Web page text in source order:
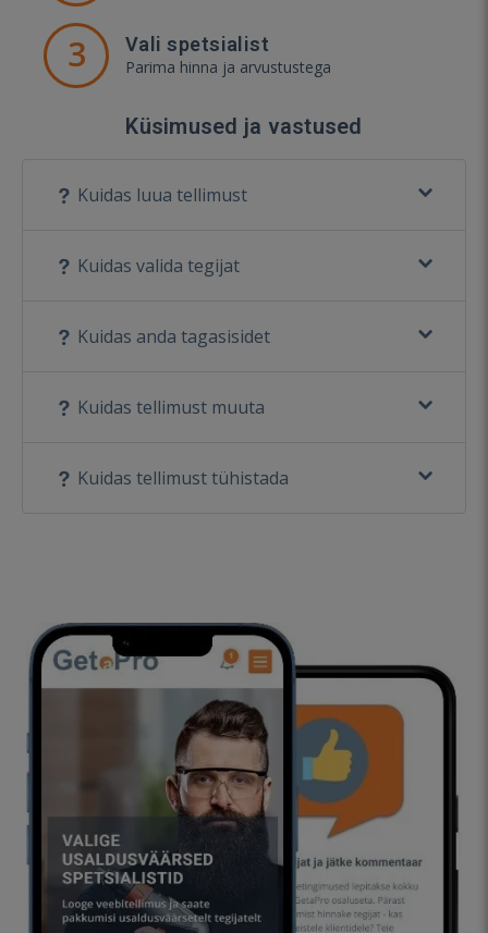
3 Vali spetsialist
Parima hinna ja arvustustega
Küsimused ja vastused
Kuidas luua tellimust
Kuidas valida tegijat
Kuidas anda tagasisidet
Kuidas tellimust muuta
Kuidas tellimust tühistada